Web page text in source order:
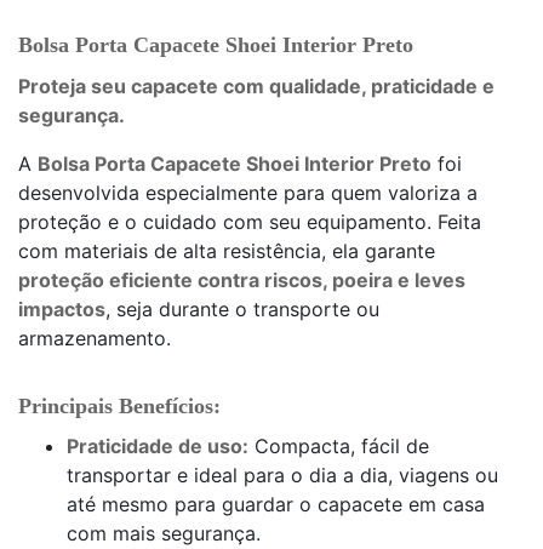
Bolsa Porta Capacete Shoei Interior Preto
Proteja seu capacete com qualidade, praticidade e
segurança.
A Bolsa Porta Capacete Shoei Interior Preto foi
desenvolvida especialmente para quem valoriza a
proteção e o cuidado com seu equipamento. Feita
com materiais de alta resistência, ela garante
proteção eficiente contra riscos, poeira e leves
impactos, seja durante o transporte ou
armazenamento.
Principais Benefícios:
Praticidade de uso: Compacta, fácil de
transportar e ideal para o dia a dia, viagens ou
até mesmo para guardar o capacete em casa
com mais segurança.